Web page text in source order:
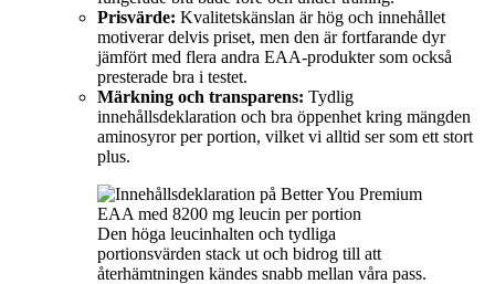
Prisvärde: Kvalitetskänslan är hög och innehållet
motiverar delvis priset, men den är fortfarande dyr
jämfört med flera andra EAA-produkter som också
presterade bra i testet.
Märkning och transparens: Tydlig
innehållsdeklaration och bra öppenhet kring mängden
aminosyror per portion, vilket vi alltid ser som ett stort
plus.
Den höga leucinhalten och tydliga
portionsvärden stack ut och bidrog till att
återhämtningen kändes snabb mellan våra pass.